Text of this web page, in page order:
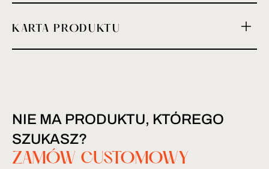
KARTA PRODUKTU
NIE MA PRODUKTU, KTÓREGO
SZUKASZ?
ZAMÓW CUSTOMOWY